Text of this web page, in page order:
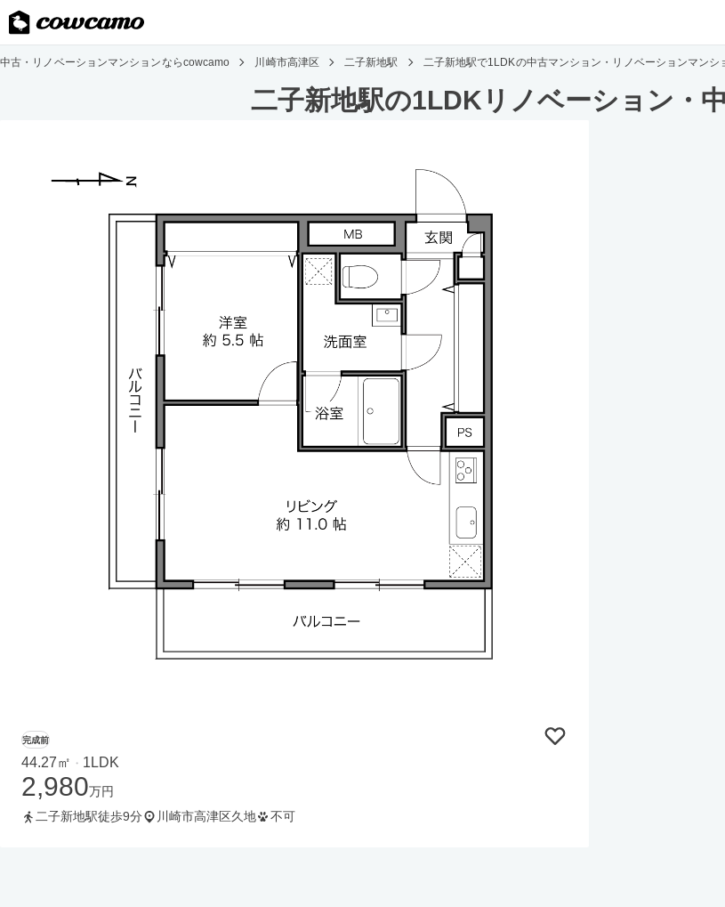
中古・リノベーションマンションならcowcamo 川崎市高津区 二子新地駅 二子新地駅で1LDKの中古マンション・リノベーションマンシ
二子新地駅の1LDKリノベーション・
完成前
44.27㎡ ・ 1LDK
2,980万円
二子新地駅徒歩9分
川崎市高津区久地 不可